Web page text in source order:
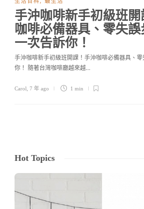
手沖咖啡新手初級班
咖啡必備器具、零失
一次告訴你！
手沖咖啡新手初級班開課！手沖咖啡必備器具、
你！ 隨著台灣咖啡廳越來越…
Carol 7 年 ago 1 min
Hot Topics